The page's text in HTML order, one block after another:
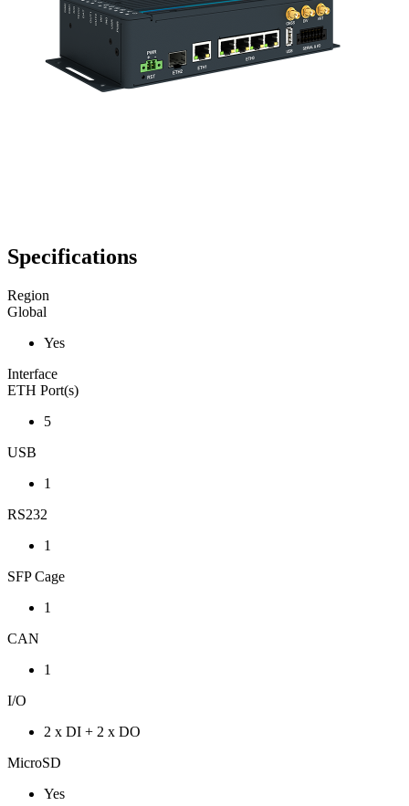
Specifications
Region
Global
Yes
Interface
ETH Port(s)
5
USB
1
RS232
1
SFP Cage
1
CAN
1
I/O
2 x DI + 2 x DO
MicroSD
Yes